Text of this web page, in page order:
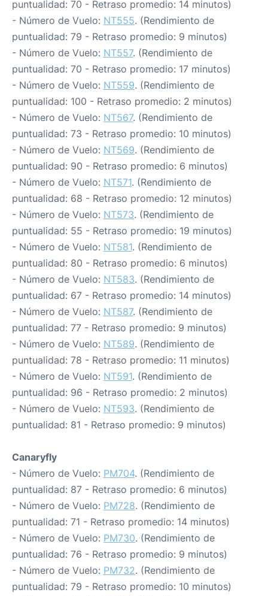
puntualidad: 70 - Retraso promedio: 14 minutos)
- Número de Vuelo: NT555. (Rendimiento de
puntualidad: 79 - Retraso promedio: 9 minutos)
- Número de Vuelo: NT557. (Rendimiento de
puntualidad: 70 - Retraso promedio: 17 minutos)
- Número de Vuelo: NT559. (Rendimiento de
puntualidad: 100 - Retraso promedio: 2 minutos)
- Número de Vuelo: NT567. (Rendimiento de
puntualidad: 73 - Retraso promedio: 10 minutos)
- Número de Vuelo: NT569. (Rendimiento de
puntualidad: 90 - Retraso promedio: 6 minutos)
- Número de Vuelo: NT571. (Rendimiento de
puntualidad: 68 - Retraso promedio: 12 minutos)
- Número de Vuelo: NT573. (Rendimiento de
puntualidad: 55 - Retraso promedio: 19 minutos)
- Número de Vuelo: NT581. (Rendimiento de
puntualidad: 80 - Retraso promedio: 6 minutos)
- Número de Vuelo: NT583. (Rendimiento de
puntualidad: 67 - Retraso promedio: 14 minutos)
- Número de Vuelo: NT587. (Rendimiento de
puntualidad: 77 - Retraso promedio: 9 minutos)
- Número de Vuelo: NT589. (Rendimiento de
puntualidad: 78 - Retraso promedio: 11 minutos)
- Número de Vuelo: NT591. (Rendimiento de
puntualidad: 96 - Retraso promedio: 2 minutos)
- Número de Vuelo: NT593. (Rendimiento de
puntualidad: 81 - Retraso promedio: 9 minutos)
Canaryfly
- Número de Vuelo: PM704. (Rendimiento de
puntualidad: 87 - Retraso promedio: 6 minutos)
- Número de Vuelo: PM728. (Rendimiento de
puntualidad: 71 - Retraso promedio: 14 minutos)
- Número de Vuelo: PM730. (Rendimiento de
puntualidad: 76 - Retraso promedio: 9 minutos)
- Número de Vuelo: PM732. (Rendimiento de
puntualidad: 79 - Retraso promedio: 10 minutos)